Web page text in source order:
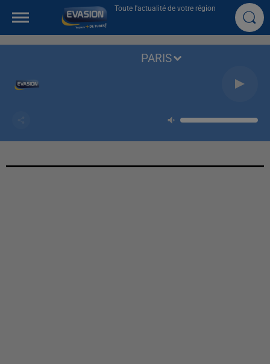
Toute l'actualité de votre région
PARIS